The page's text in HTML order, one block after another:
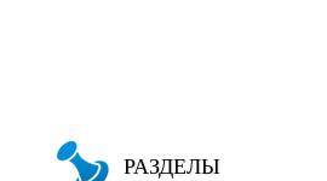
РАЗДЕЛЫ